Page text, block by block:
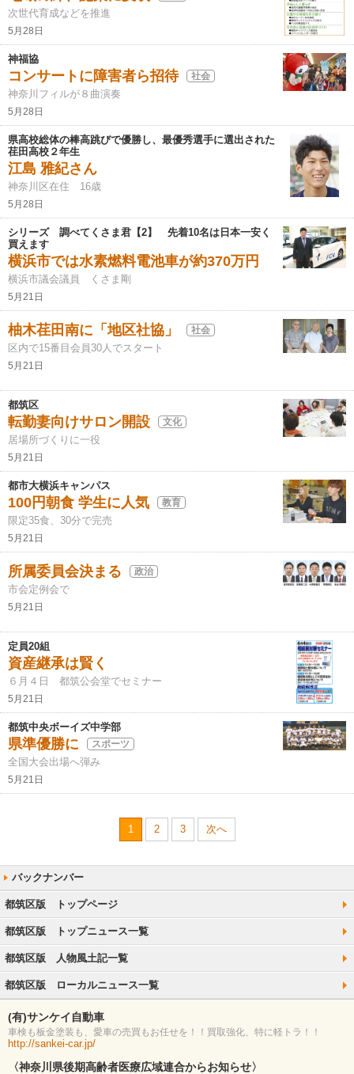
次世代育成などを推進
5月28日
神福協
コンサートに障害者ら招待 社会
神奈川フィルが８曲演奏
5月28日
県高校総体の棒高跳びで優勝し、最優秀選手に選出された
荏田高校２年生
江島 雅紀さん
神奈川区在住 16歳
5月28日
シリーズ 調べてくさま君【2】 先着10名は日本一安く
買えます
横浜市では水素燃料電池車が約370万円
横浜市議会議員 くさま剛
5月21日
柚木荏田南に「地区社協」 社会
区内で15番目会員30人でスタート
5月21日
都筑区
転勤妻向けサロン開設 文化
居場所づくりに一役
5月21日
都市大横浜キャンパス
100円朝食 学生に人気 教育
限定35食、30分で完売
5月21日
所属委員会決まる 政治
市会定例会で
5月21日
定員20組
資産継承は賢く
６月４日 都筑公会堂でセミナー
5月21日
都筑中央ボーイズ中学部
県準優勝に スポーツ
全国大会出場へ弾み
5月21日
1 2 3 次へ
都筑区版 トップページ
都筑区版 トップニュース一覧
都筑区版 人物風土記一覧
都筑区版 ローカルニュース一覧
(有)サンケイ自動車
車検も板金塗装も、愛車の売買もお任せを！！買取強化、特に軽トラ！！
http://sankei-car.jp/
〈神奈川県後期高齢者医療広域連合からお知らせ〉